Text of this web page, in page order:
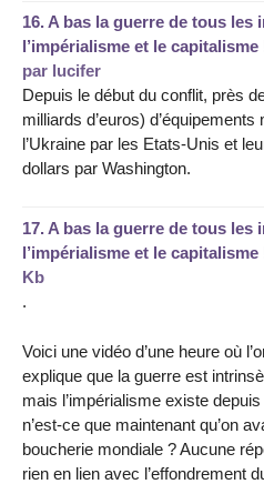
16.A bas la guerre de tous les
l’impérialisme et le capitalisme
par lucifer
Depuis le début du conflit, près
milliards d’euros)
l’Ukraine par les Etats-Unis et
dollars par Washington.
17. A bas la guerre de tous les
l’impérialisme et le capitalisme
Kb
.
Voici une vidéo d’une heure où
explique que la guerre est
mais l’impérialisme existe
n’est-ce que maintenant qu’on
boucherie mondiale ? Aucune
rien en lien avec l’effondrement